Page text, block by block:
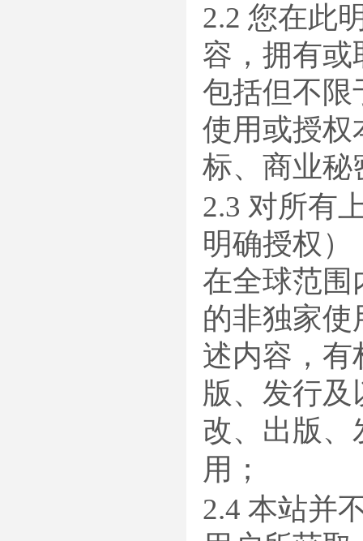
2.2 您在此
容，拥有或
包括但不限
使用或授权
标、商业秘
2.3 对所有
明确授权
在全球范围
的非独家
述内容，有
版、发行
改、出版、
用；
2.4 本站并